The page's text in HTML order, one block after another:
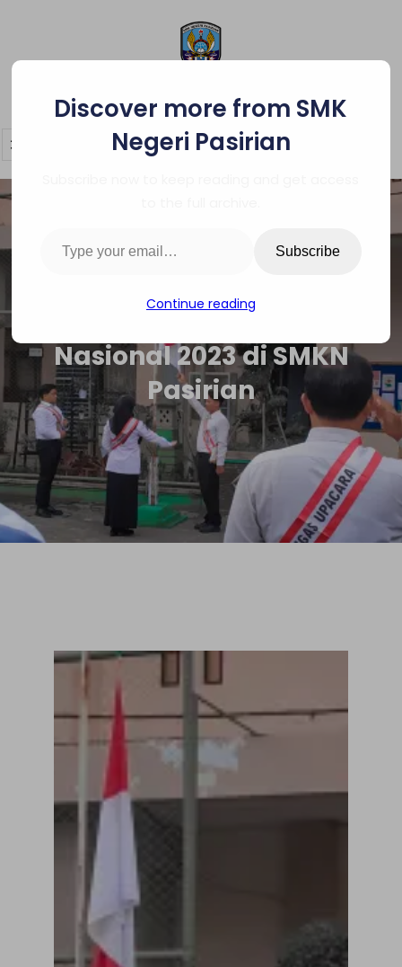
content
SMK Negeri Pasirian
Upacara Hari Guru
Nasional 2023 di SMKN
Pasirian
Discover more from SMK
Negeri Pasirian
Subscribe
Continue reading